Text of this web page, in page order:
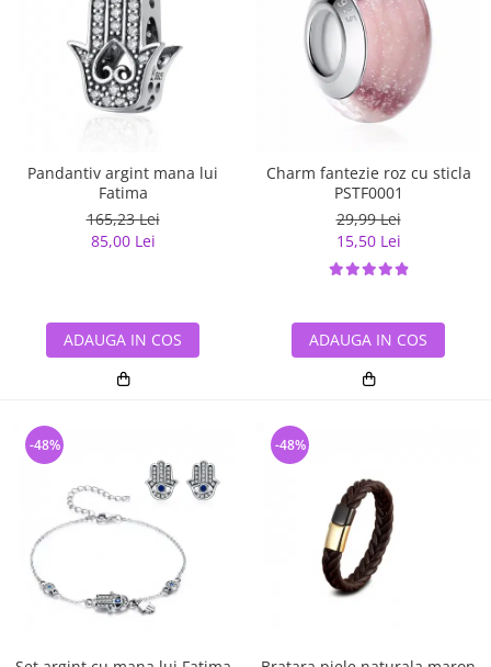
Pandantiv argint mana lui
Fatima
165,23 Lei
85,00 Lei
ADAUGA IN COS
Charm fantezie roz cu sticla
PSTF0001
29,99 Lei
15,50 Lei
ADAUGA IN COS
-48% -48%